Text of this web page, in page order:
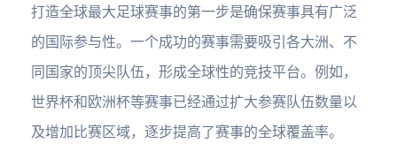
打造全球最大足球赛事的第一步是确保赛事具有广泛
的国际参与性。一个成功的赛事需要吸引各大洲、不
同国家的顶尖队伍，形成全球性的竞技平台。例如，
世界杯和欧洲杯等赛事已经通过扩大参赛队伍数量以
及增加比赛区域，逐步提高了赛事的全球覆盖率。